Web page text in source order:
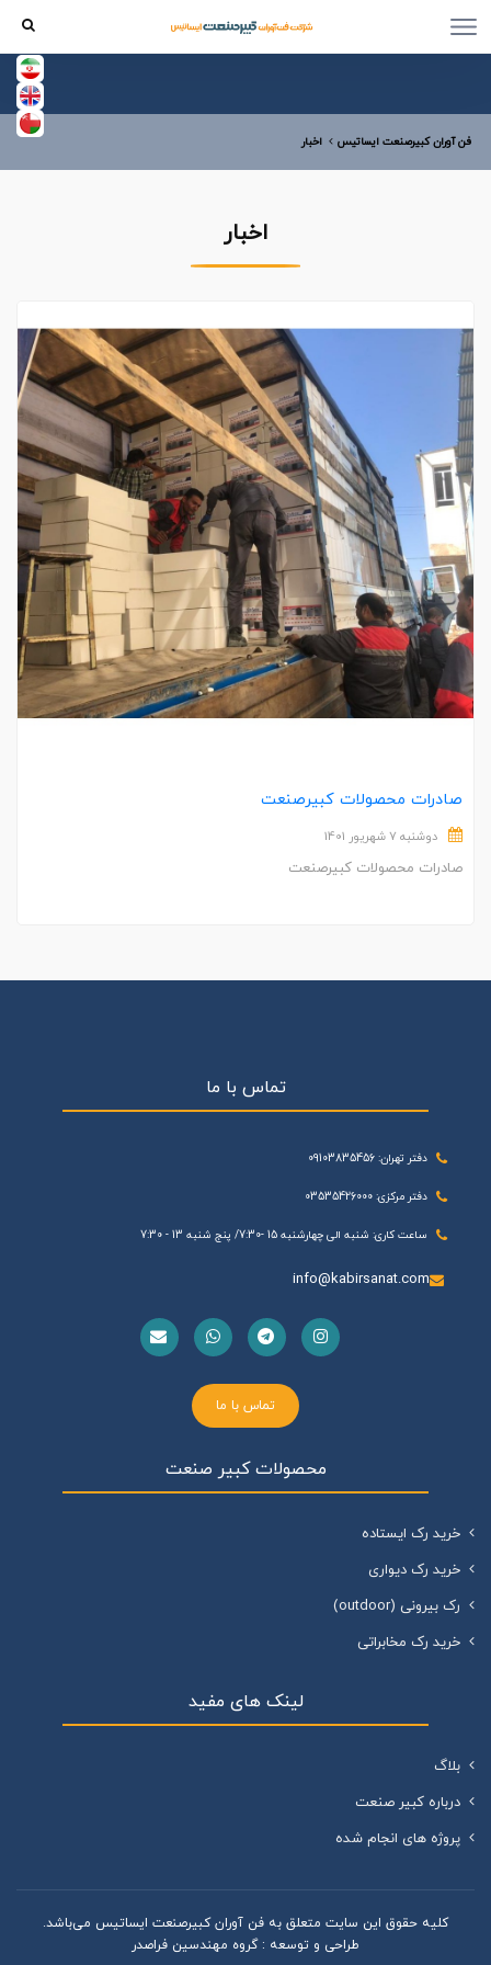
فن آوران کبیرصنعت ایساتیس اخبار
اخبار
صادرات محصولات کبیرصنعت
دوشنبه 7 شهریور 1401
صادرات محصولات کبیرصنعت
تماس با ما
دفتر تهران: 09103835456
دفتر مرکزی: 03535426000
ساعت کاری: شنبه الی چهارشنبه 15 -7:30/ پنج شنبه 13 - 7:30
info@kabirsanat.com
تماس با ما
محصولات کبیر صنعت
خرید رک ایستاده
خرید رک دیواری
رک بیرونی (outdoor)
خرید رک مخابراتی
لینک های مفید
بلاگ
درباره کبیر صنعت
پروژه های انجام شده
کليه حقوق اين سايت متعلق به فن آوران کبیرصنعت ایساتیس می‌باشد.
طراحی و توسعه :گروه مهندسین فراصدر